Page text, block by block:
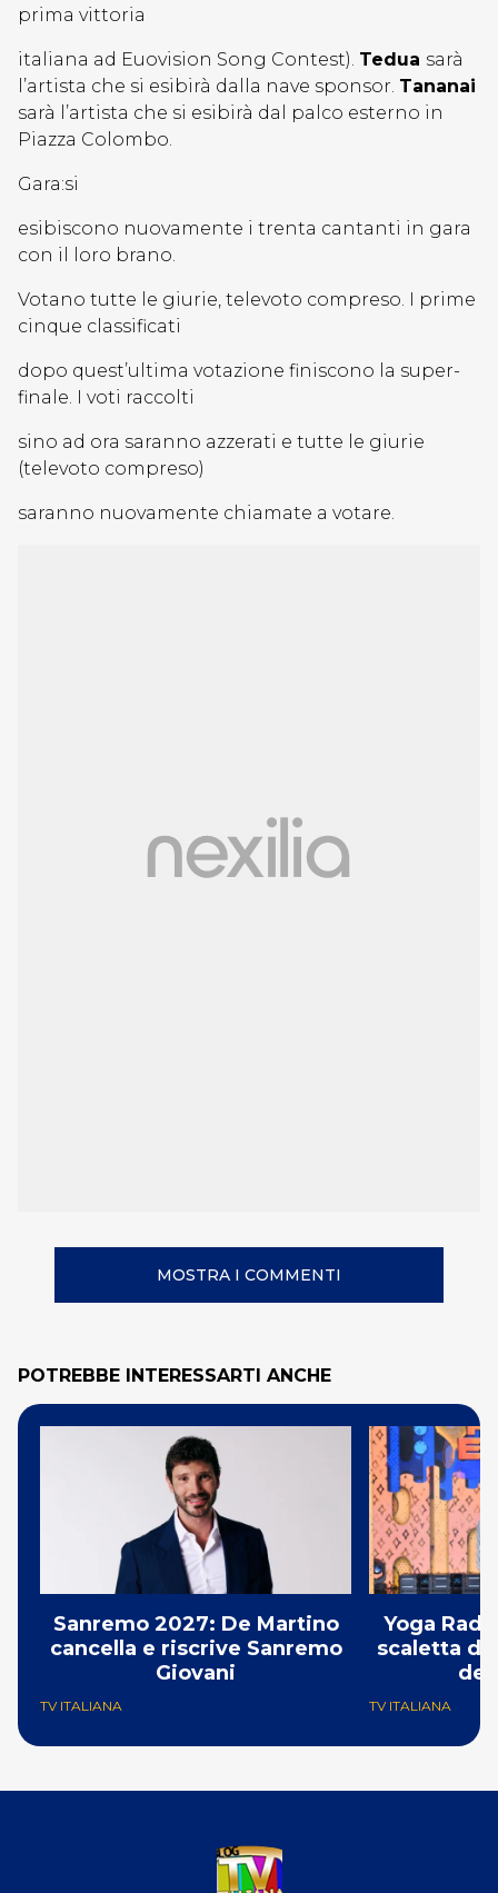
prima vittoria
italiana ad Euovision Song Contest). Tedua sarà
l’artista che si esibirà dalla nave sponsor. Tananai
sarà l’artista che si esibirà dal palco esterno in
Piazza Colombo.
Gara:si
esibiscono nuovamente i trenta cantanti in gara
con il loro brano.
Votano tutte le giurie, televoto compreso. I prime
cinque classificati
dopo quest’ultima votazione finiscono la super-
finale. I voti raccolti
sino ad ora saranno azzerati e tutte le giurie
(televoto compreso)
saranno nuovamente chiamate a votare.
MOSTRA I COMMENTI
POTREBBE INTERESSARTI ANCHE
Sanremo 2027: De Martino
cancella e riscrive Sanremo
Giovani
TV ITALIANA
Yoga
scaletta
del
TV ITALIANA